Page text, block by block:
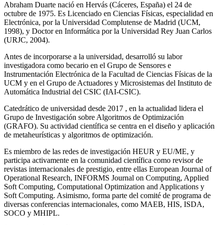
Abraham Duarte nació en Hervás (Cáceres, España) el 24 de
octubre de 1975. Es Licenciado en Ciencias Físicas, especialidad en
Electrónica, por la Universidad Complutense de Madrid (UCM,
1998), y Doctor en Informática por la Universidad Rey Juan Carlos
(URJC, 2004).
Antes de incorporarse a la universidad, desarrolló su labor
investigadora como becario en el Grupo de Sensores e
Instrumentación Electrónica de la Facultad de Ciencias Físicas de la
UCM y en el Grupo de Actuadores y Microsistemas del Instituto de
Automática Industrial del CSIC (IAI‑CSIC).
Catedrático de universidad desde 2017 , en la actualidad lidera el
Grupo de Investigación sobre Algoritmos de Optimización
(GRAFO). Su actividad científica se centra en el diseño y aplicación
de metaheurísticas y algoritmos de optimización.
Es miembro de las redes de investigación HEUR y EU/ME, y
participa activamente en la comunidad científica como revisor de
revistas internacionales de prestigio, entre ellas European Journal of
Operational Research, INFORMS Journal on Computing, Applied
Soft Computing, Computational Optimization and Applications y
Soft Computing. Asimismo, forma parte del comité de programa de
diversas conferencias internacionales, como MAEB, HIS, ISDA,
SOCO y MHIPL.